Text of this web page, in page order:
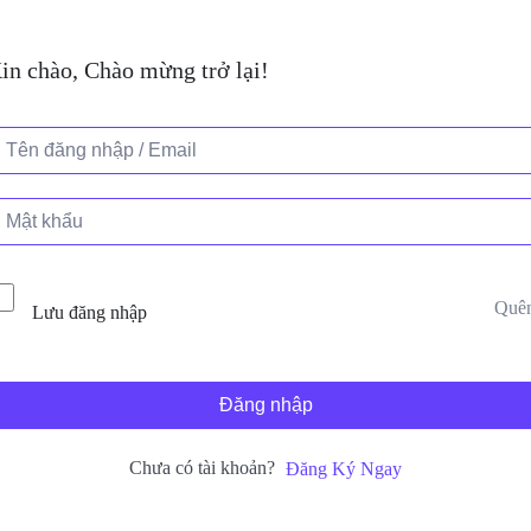
chào, Chào mừng trở lại!
Lưu đăng nhập
Đăng nhập
Chưa có tài khoản? Đăng Ký Ngay